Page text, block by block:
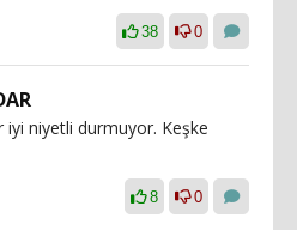
38 0
iyi niyetli durmuyor. Keşke
8 0